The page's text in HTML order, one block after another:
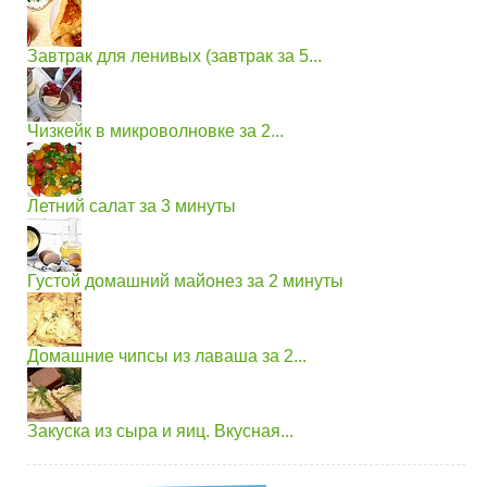
Завтрак для ленивых (завтрак за 5...
Чизкейк в микроволновке за 2...
Летний салат за 3 минуты
Густой домашний майонез за 2 минуты
Домашние чипсы из лаваша за 2...
Закуска из сыра и яиц. Вкусная...